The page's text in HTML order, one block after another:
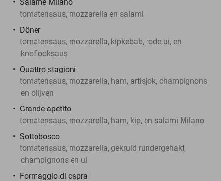
Salame Milano
tomatensaus, mozzarella en salami
Döner
tomatensaus, mozzarella, kipkebab, rode ui, en
knoflooksaus
Quattro stagioni
tomatensaus, mozzarella, ham, artisjok, champignons
en olijven
Grande apetito
tomatensaus, mozzarella, ham, kip, en salami Milano
Sottobosco
tomatensaus, mozzarella, gekruid rundergehakt,
champignons en ui
Formaggio di capra